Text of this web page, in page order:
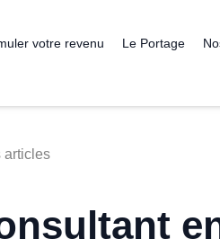
votre revenu Le Portage
articles